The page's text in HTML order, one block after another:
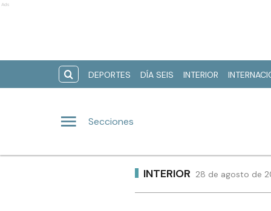
Ads
DEPORTES DÍA SEIS INTERIOR
Secciones
INTERIOR 28 de agosto de